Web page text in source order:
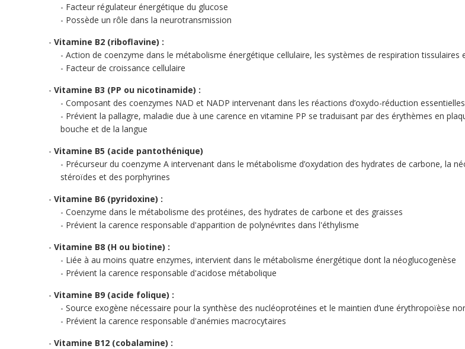
Facteur régulateur énergétique du glucose
Possède un rôle dans la neurotransmission
Vitamine B2 (riboflavine) :
Action de coenzyme dans le métabolisme énergétique cellulaire, les systèmes de respiration
Facteur de croissance cellulaire
Vitamine B3 (PP ou nicotinamide) :
Composant des coenzymes NAD et NADP intervenant dans les réactions d’oxydo-réduction
Prévient la pallagre, maladie due à une carence en vitamine PP se traduisant par des érythèmes en
bouche et de la langue
Vitamine B5 (acide pantothénique)
Précurseur du coenzyme A intervenant dans le métabolisme d’oxydation des hydrates de carbone, la
stéroïdes et des porphyrines
Vitamine B6 (pyridoxine) :
Coenzyme dans le métabolisme des protéines, des hydrates de carbone et des graisses
Prévient la carence responsable d'apparition de polynévrites dans l'éthylisme
Vitamine B8 (H ou biotine) :
Liée à au moins quatre enzymes, intervient dans le métabolisme énergétique dont la néoglucogenèse
Prévient la carence responsable d'acidose métabolique
Vitamine B9 (acide folique) :
Source exogène nécessaire pour la synthèse des nucléoprotéines et le maintien d’une érythropoïèse
Prévient la carence responsable d'anémies macrocytaires
Vitamine B12 (cobalamine) :